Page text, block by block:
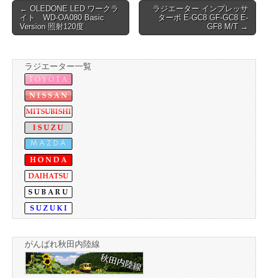
Post
navigation
← OLEDONE LED ワークラ
イト WD-OA080 Basic
Version 照射120度
ラジエーター インプレッサ
ターボ E-GC8 GF-GC8 E-
GF8 M/T →
ラジエーター一覧
がんばれ秋田内陸線